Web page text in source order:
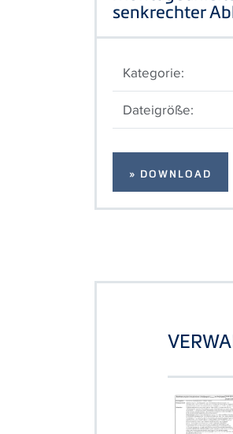
senkrechter
Kategorie:
Dateigröße:
» DOWNLOAD